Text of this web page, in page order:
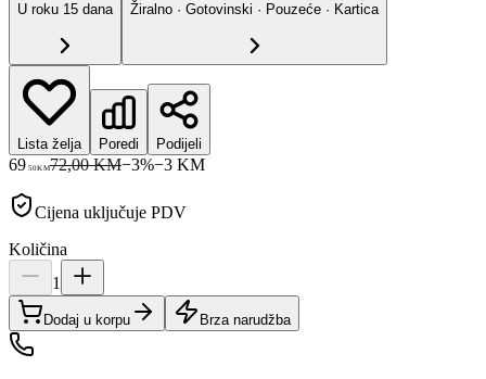
U roku 15 dana
Žiralno · Gotovinski · Pouzeće · Kartica
Lista želja Poredi Podijeli
69 50KM72,00 KM−3%−3KM
Cijena uključuje PDV
Količina
1
Dodaj u korpu Brza narudžba